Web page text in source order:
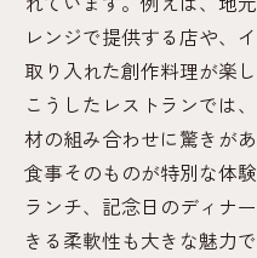
イント
レストランのク
力
Cucina creativa
メニューやレビ
ン特集
落ち着きの空間で楽
レンジで提供する店や、
取り入れた創作料理が楽
こうしたレストランでは
材の組み合わせに驚きが
食事そのものが特別な体
ランチ、記念日のディナ
きる柔軟性も大きな魅力で